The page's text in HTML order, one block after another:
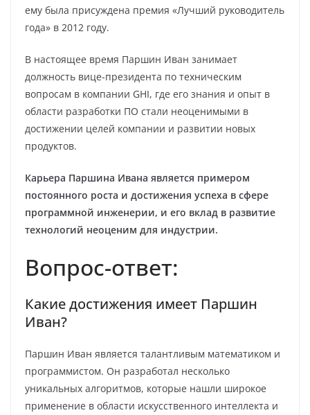
ему была присуждена премия «Лучший руководитель
года» в 2012 году.
В настоящее время Паршин Иван занимает
должность вице-президента по техническим
вопросам в компании GHI, где его знания и опыт в
области разработки ПО стали неоценимыми в
достижении целей компании и развитии новых
продуктов.
Карьера Паршина Ивана является примером
постоянного роста и достижения успеха в сфере
программной инженерии, и его вклад в развитие
технологий неоценим для индустрии.
Вопрос-ответ:
Какие достижения имеет Паршин
Иван?
Паршин Иван является талантливым математиком и
программистом. Он разработал несколько
уникальных алгоритмов, которые нашли широкое
применение в области искусственного интеллекта и